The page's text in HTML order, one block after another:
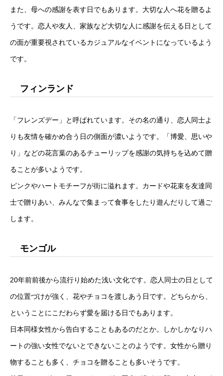
また、母への感謝を表す日でもあります。大切な人へ花を贈るよ
うです。恋人や友人、家族など大切な人に感謝を伝える日として
の面が重要視されているカジュアルなイベントになっているよう
です。
フィンランド
「フレンズデー」と呼ばれています。その名の通り、恋人同士よ
りも友情を確かめ合う日の側面が濃いようです。「博愛、思いや
り」などの花言葉のあるチューリップを感謝の気持ちを込めて贈
ることが多いようです。
ピンクやハートモチーフが街に溢れます。カードや花束を友達同
士で贈りあい、みんなで集まって食事をしたり遊んだりして過ご
します。
モンゴル
20年前前後から流行り始めた浅い文化です。恋人同士の日として
の位置づけが強く、花やチョコを渡しあう日です。どちらから、
ということにこだわらず愛を届ける日でもあります。
日本同様女性から告白することもあるのだとか。しかしかなりハ
ートの強い女性でないとできないことのようです。女性から贈り
物することも多く、チョコを贈ることも多いそうです。